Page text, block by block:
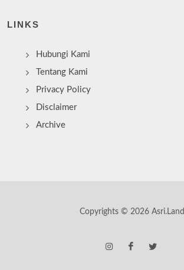
LINKS
Hubungi Kami
Tentang Kami
Privacy Policy
Disclaimer
Archive
Copyrights © 2026 Asri.Land